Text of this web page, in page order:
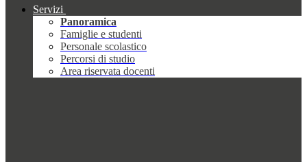
Servizi
Panoramica
Famiglie e studenti
Personale scolastico
Percorsi di studio
Area riservata docenti